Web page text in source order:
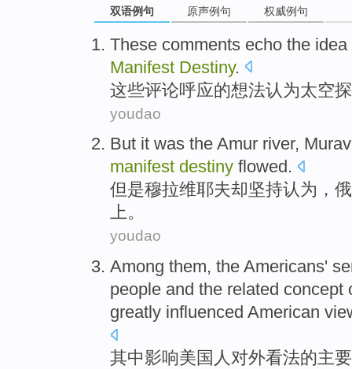
双语例句 原声例句 权威例句
These comments echo the idea
Manifest Destiny.
这些评论呼应的想法认为太空
youdao
But it was the Amur river,
manifest destiny flowed .
但是穆拉维耶夫却坚持认为 ，
上。
youdao
Among them, the Americans'
people and the related concept
greatly influenced American
其中影响美国人对外看法的主要